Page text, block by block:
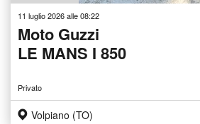
11 luglio 2026 alle 08:22
Moto Guzzi
LE MANS I 850
Privato
Volpiano (TO)